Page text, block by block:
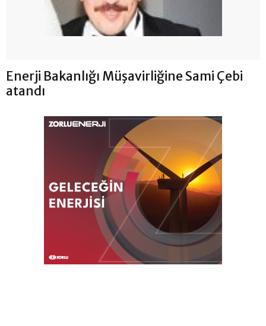
Enerji Bakanlığı Müşavirliğine Sami Çebi
atandı